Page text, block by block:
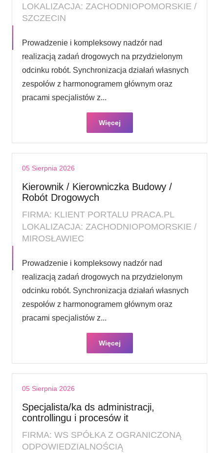
LOKALIZACJA: ZACHODNIOPOMORSKIE /
SZCZECIN
Prowadzenie i kompleksowy nadzór nad
realizacją zadań drogowych na przydzielonym
odcinku robót. Synchronizacja działań własnych
zespołów z harmonogramem głównym oraz
pracami specjalistów z...
Więcej
05 Sierpnia 2026
Kierownik / Kierowniczka Budowy /
Robót Drogowych
FIRMA: KLIENT PORTALU PRACA.PL
LOKALIZACJA: ZACHODNIOPOMORSKIE /
MIROSŁAWIEC
Prowadzenie i kompleksowy nadzór nad
realizacją zadań drogowych na przydzielonym
odcinku robót. Synchronizacja działań własnych
zespołów z harmonogramem głównym oraz
pracami specjalistów z...
Więcej
05 Sierpnia 2026
Specjalista/ka ds administracji,
controllingu i procesów it
FIRMA: WS SPÓŁKA Z OGRANICZONĄ
ODPOWIEDZIALNOŚCIĄ